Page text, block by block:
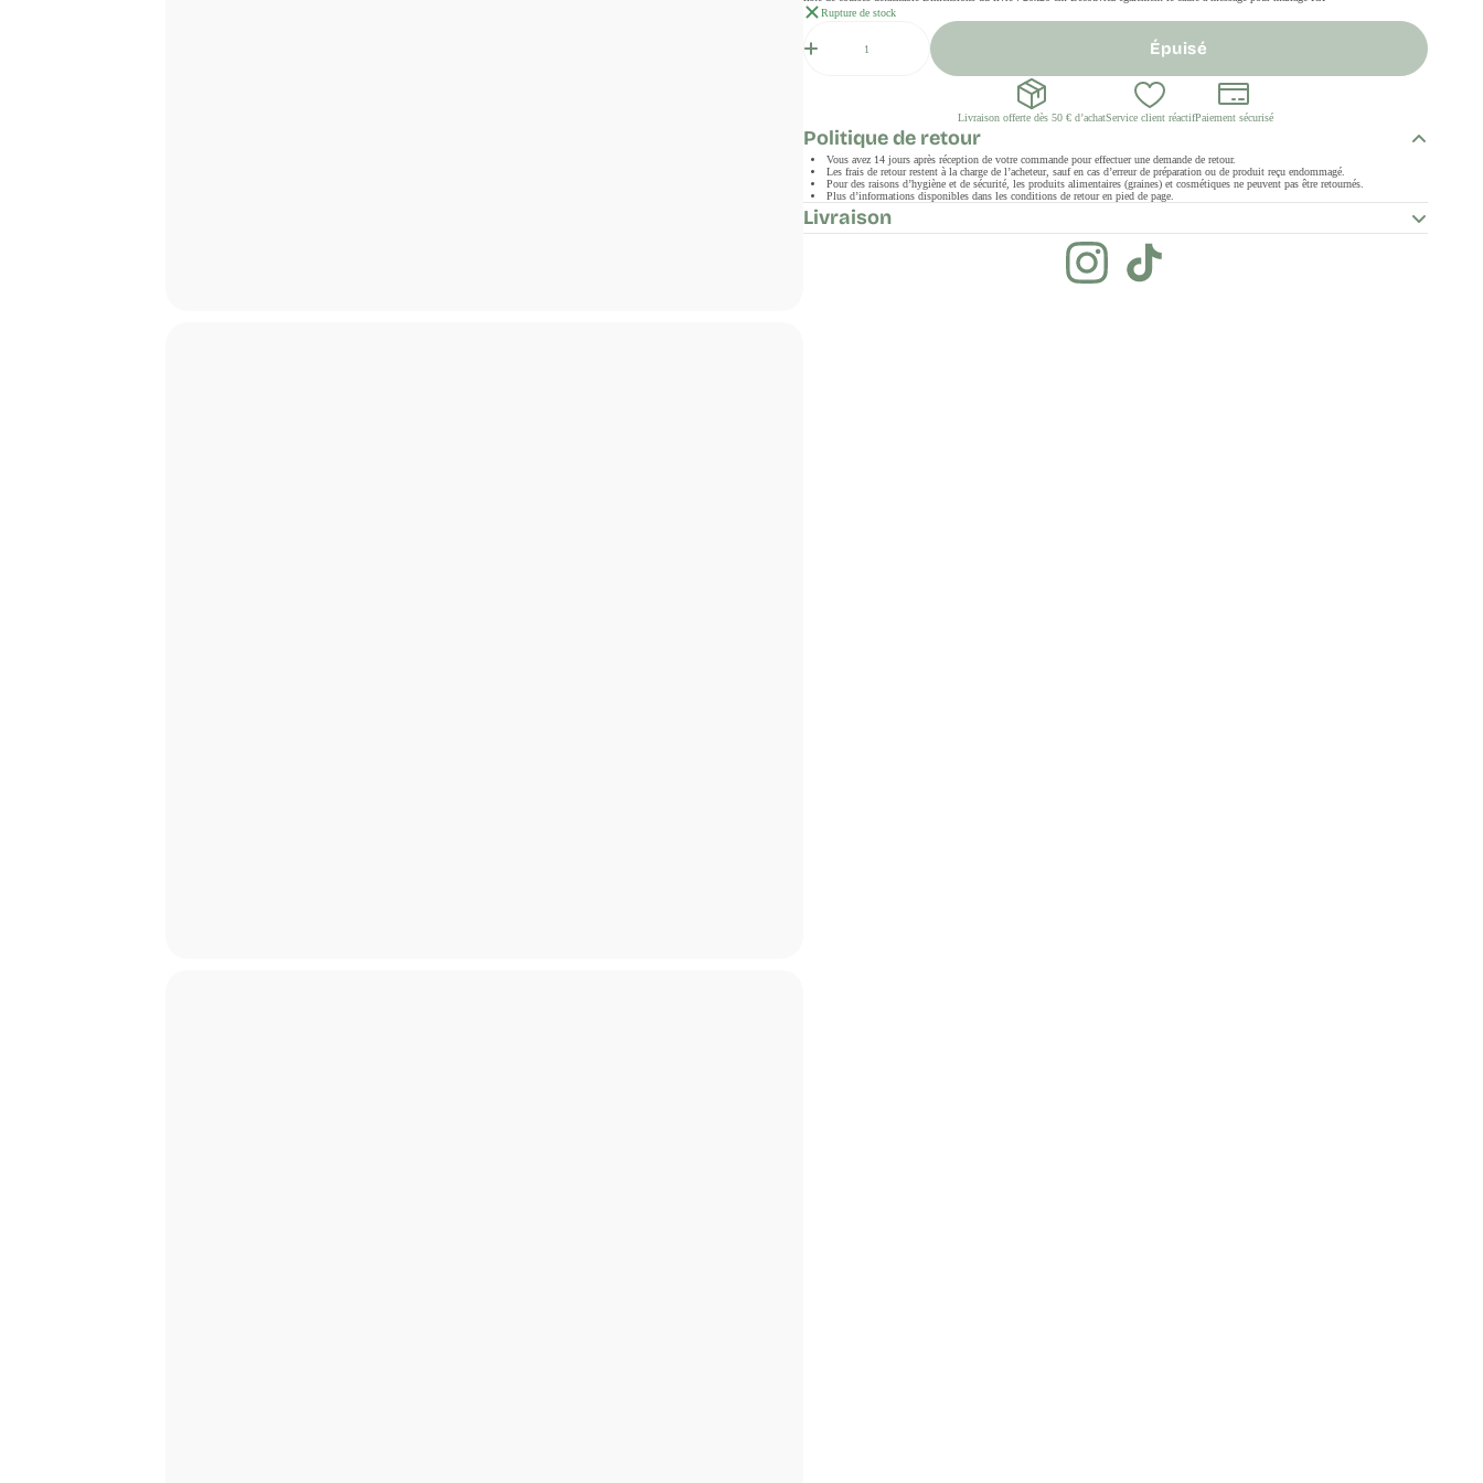
Rupture de stock
Épuisé
Livraison offerte dès 50 € d’achatService client réactifPaiement sécurisé
Politique de retour
Vous avez 14 jours après réception de votre commande pour effectuer une demande de retour.
Les frais de retour restent à la charge de l’acheteur, sauf en cas d’erreur de préparation ou de produit reçu endommagé.
Pour des raisons d’hygiène et de sécurité, les produits alimentaires (graines) et cosmétiques ne peuvent pas être retournés.
Plus d’informations disponibles dans les conditions de retour en pied de page.
Livraison